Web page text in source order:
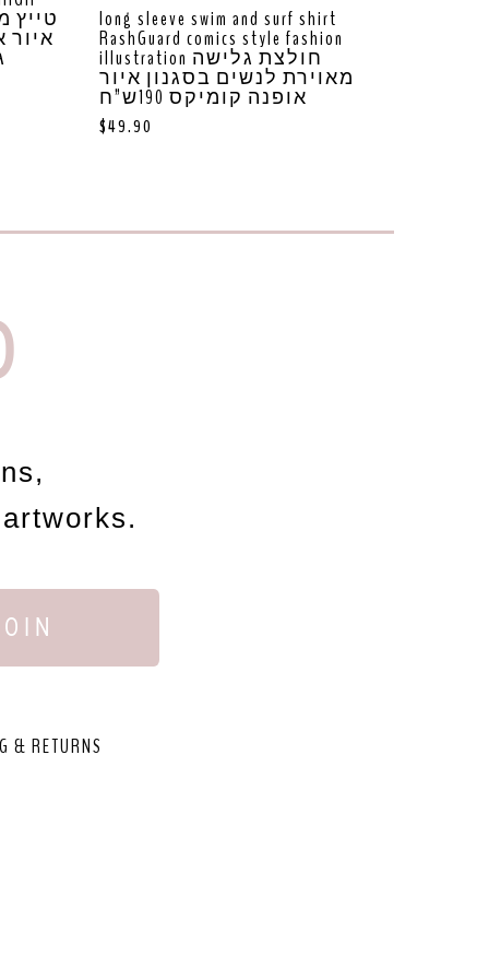
איור
long sleeve swim and surf shirt
RashGuard comics style fashion
illustration חולצת גלישה
מאוירת לנשים בסגנון איור
אופנה קומיקס 190ש”ח
$49.90
& RETURNS